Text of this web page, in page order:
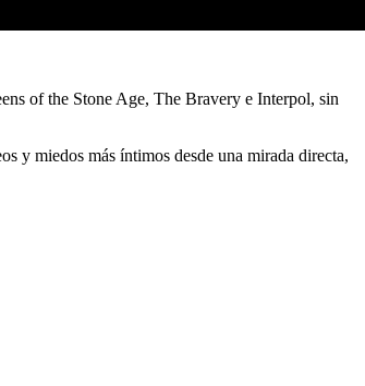
of the Stone Age, The Bravery e Interpol, sin
y miedos más íntimos desde una mirada directa,